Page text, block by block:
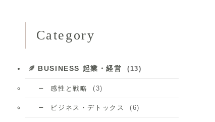
Category
BUSINESS 起業・経営 (13)
感性と戦略 (3)
ビジネス・デトックス (6)